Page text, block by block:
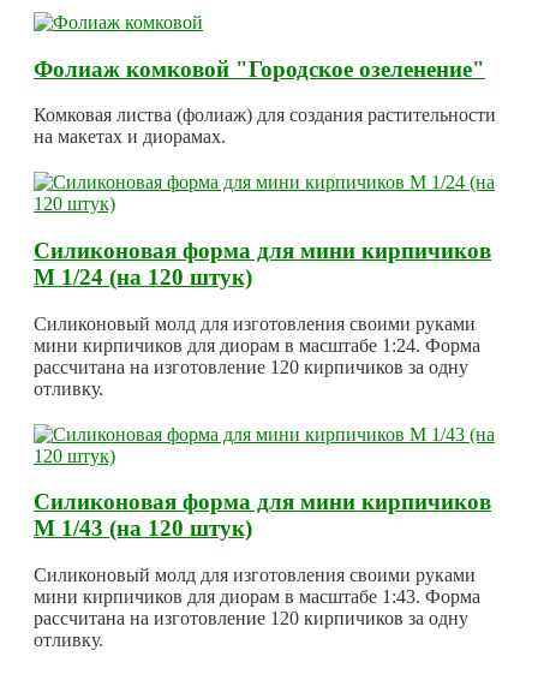
Фолиаж комковой "Городское озеленение"
Комковая листва (фолиаж) для создания растительности
на макетах и диорамах.
Силиконовая форма для мини кирпичиков
М 1/24 (на 120 штук)
Силиконовый молд для изготовления своими руками
мини кирпичиков для диорам в масштабе 1:24. Форма
рассчитана на изготовление 120 кирпичиков за одну
отливку.
Силиконовая форма для мини кирпичиков
М 1/43 (на 120 штук)
Силиконовый молд для изготовления своими руками
мини кирпичиков для диорам в масштабе 1:43. Форма
рассчитана на изготовление 120 кирпичиков за одну
отливку.